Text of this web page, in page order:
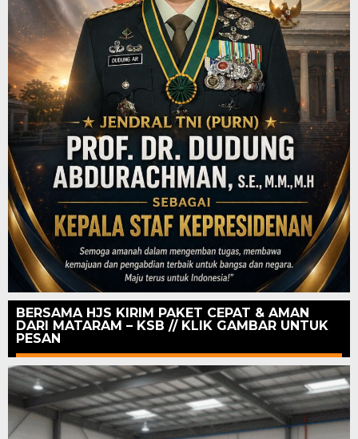
BERSAMA HJS KIRIM PAKET CEPAT & AMAN
DARI MATARAM – KSB // KLIK GAMBAR UNTUK
PESAN